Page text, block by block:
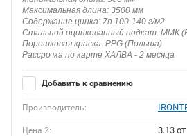
Максимальная длина: 3500 мм
Содержание цинка: Zn 100-140 г/м2
Стальной оцинкованный подкат: ММК
Порошковая краска: PPG (Польша)
Рассрочка по карте ХАЛВА - 2 месяца
Добавить к сравнению
Производитель:
Цена 2: 3.13